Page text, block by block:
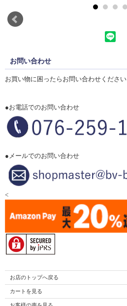
お問い合わせ
お買い物に困ったらお問い合わせください
●お電話でのお問い合わせ
●メールでのお問い合わせ
<
お店のトップへ戻る
カートを見る